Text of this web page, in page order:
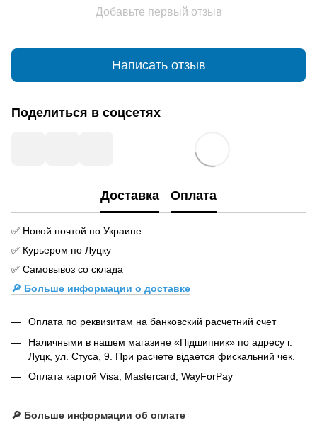
Добавьте первый отзыв
Написать отзыв
Поделиться в соцсетях
Доставка Оплата
✅ Новой почтой по Украине
✅ Курьером по Луцку
✅ Самовывоз со склада
🔎 Больше информации о доставке
Оплата по реквизитам на банковский расчетний счет
Наличными в нашем магазине «Підшипник» по адресу г.
Луцк, ул. Стуса, 9. При расчете відается фискальний чек.
Оплата картой Visa, Mastercard, WayForPay
🔎 Больше информации об оплате